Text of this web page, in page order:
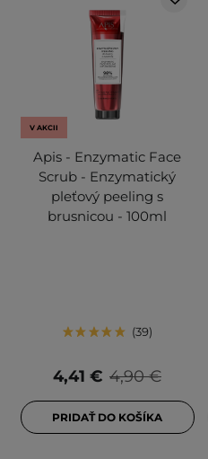
V AKCII
Apis - Enzymatic Face
Scrub - Enzymatický
pleťový peeling s
brusnicou - 100ml
39
4,90 €
4,41 €
PRIDAŤ DO KOŠÍKA